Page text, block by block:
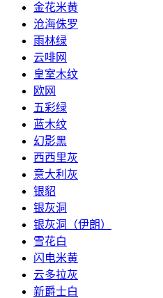
金花米黄
沧海侏罗
雨林绿
云啡网
皇室木纹
欧网
五彩绿
蓝木纹
幻影黑
西西里灰
意大利灰
银貂
银灰洞
银灰洞（伊朗）
雪花白
闪电米黄
云多拉灰
新爵士白